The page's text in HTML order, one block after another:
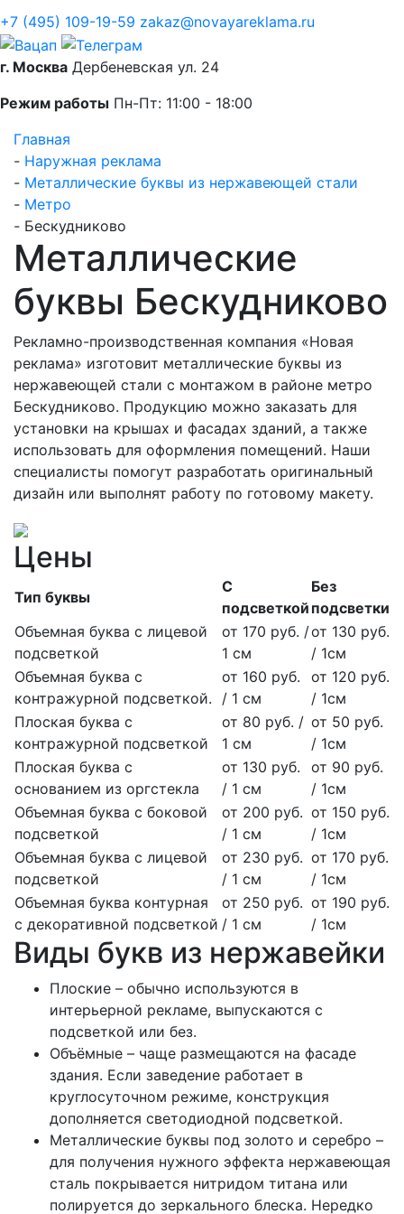
+7 (495) 109-19-59 zakaz@novayareklama.ru
г. Москва Дербеневская ул. 24
Режим работы Пн-Пт: 11:00 - 18:00
Главная
- Наружная реклама
- Металлические буквы из нержавеющей стали
- Метро
- Бескудниково
Металлические
буквы Бескудниково
Рекламно-производственная компания «Новая
реклама» изготовит металлические буквы из
нержавеющей стали с монтажом в районе метро
Бескудниково. Продукцию можно заказать для
установки на крышах и фасадах зданий, а также
использовать для оформления помещений. Наши
специалисты помогут разработать оригинальный
дизайн или выполнят работу по готовому макету.
Цены
Тип буквы
С
подсветкой
Без
подсветки
Объемная буква с лицевой
подсветкой
от 170 руб. /
1 см
от 130 руб.
/ 1см
Объемная буква с
контражурной подсветкой.
от 160 руб.
/ 1 см
от 120 руб.
/ 1см
Плоская буква с
контражурной подсветкой
от 80 руб. /
1 см
от 50 руб.
/ 1см
Плоская буква с
основанием из оргстекла
от 130 руб.
/ 1 см
от 90 руб.
/ 1см
Объемная буква с боковой
подсветкой
от 200 руб.
/ 1 см
от 150 руб.
/ 1см
Объемная буква с лицевой
подсветкой
от 230 руб.
/ 1 см
от 170 руб.
/ 1см
Объемная буква контурная
с декоративной подсветкой
от 250 руб.
/ 1 см
от 190 руб.
/ 1см
Виды букв из нержавейки
Плоские – обычно используются в
интерьерной рекламе, выпускаются с
подсветкой или без.
Объёмные – чаще размещаются на фасаде
здания. Если заведение работает в
круглосуточном режиме, конструкция
дополняется светодиодной подсветкой.
Металлические буквы под золото и серебро –
для получения нужного эффекта нержавеющая
сталь покрывается нитридом титана или
полируется до зеркального блеска. Нередко